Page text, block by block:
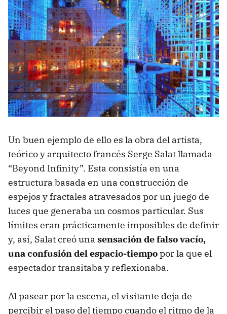
Un buen ejemplo de ello es la obra del artista,
teórico y arquitecto francés Serge Salat llamada
“Beyond Infinity”. Esta consistía en una
estructura basada en una construcción de
espejos y fractales atravesados por un juego de
luces que generaba un cosmos particular. Sus
límites eran prácticamente imposibles de definir
y, así, Salat creó una sensación de falso vacío,
una confusión del espacio-tiempopor la que el
espectador transitaba y reflexionaba.
Al pasear por la escena, el visitante deja de
percibir el paso del tiempo cuando el ritmo de la